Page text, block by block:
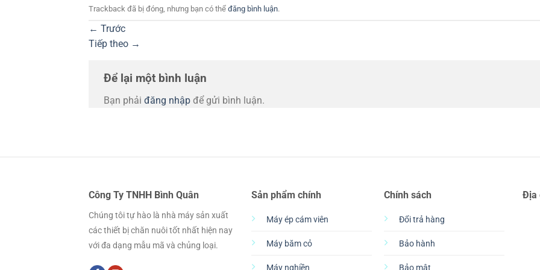
Trackback đã bị đóng, nhưng bạn có thể đăng bình luận.
← Trước
Tiếp theo →
Để lại một bình luận
Bạn phải đăng nhập để gửi bình luận.
Công Ty TNHH Bình Quân
Chúng tôi tự hào là nhà máy sản xuất
các thiết bị chăn nuôi tốt nhất hiện nay
với đa dạng mẫu mã và chủng loại.
Sản phẩm chính
Máy ép cám viên
Máy băm cỏ
Máy nghiền
Chính sách
Đổi trả hàng
Bảo hành
Bảo mật
Địa